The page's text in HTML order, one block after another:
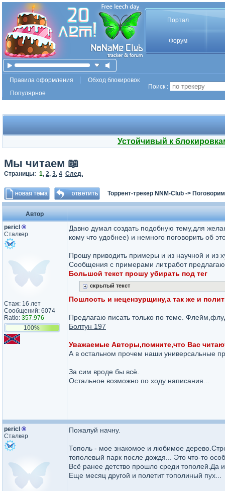
Портал
Форум
Правила оформления
Обход блокировок
Популярное
Поиск :
Устойчивый к
Мы читаем 📖
Страницы: 1, 2, 3, 4 След.
Торрент-трекер NNM-Club -> Поговорим
Автор
pericl ®
Сталкер
Стаж: 16 лет
Сообщений: 6074
Ratio: 357.976
100%
Давно думал создать подобную тему,для
кому что удобнее) и немного поговорить об
Прошу приводить примеры и из научной и из
Сообщения с примерами лит.работ
Большой текст прошу убирать под тег
скрытый текст
Пошлость и нецензурщину,а так же и
Предлагаю писать только по теме.
Болтун 197
Уважаемые Авторы,помните,что Вас
А в остальном прочем наши универсальные
За сим вроде бы всё.
Остальное возможно по ходу написания...
pericl ®
Сталкер
Пожалуй начну.
Тополь - мое знакомое и любимое
тополевый парк после дождя... Это что-то
Всё ранее детство прошло среди тополей.Да
Еще месяц другой и полетит тополиный пух...